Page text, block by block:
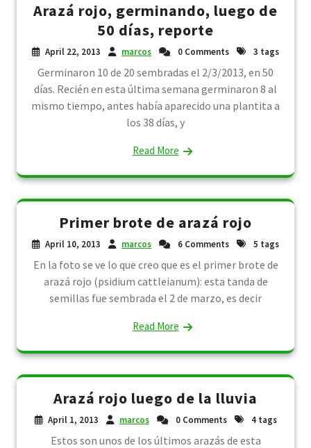
Arazá rojo, germinando, luego de
50 días, reporte
April 22, 2013 marcos 0 Comments 3 tags
Germinaron 10 de 20 sembradas el 2/3/2013, en 50
días. Recién en esta última semana germinaron 8 al
mismo tiempo, antes había aparecido una plantita a
los 38 días, y
Read More
Primer brote de arazá rojo
April 10, 2013 marcos 6 Comments 5 tags
En la foto se ve lo que creo que es el primer brote de
arazá rojo (psidium cattleianum): esta tanda de
semillas fue sembrada el 2 de marzo, es decir
Read More
Arazá rojo luego de la lluvia
April 1, 2013 marcos 0 Comments 4 tags
Estos son unos de los últimos arazás de esta